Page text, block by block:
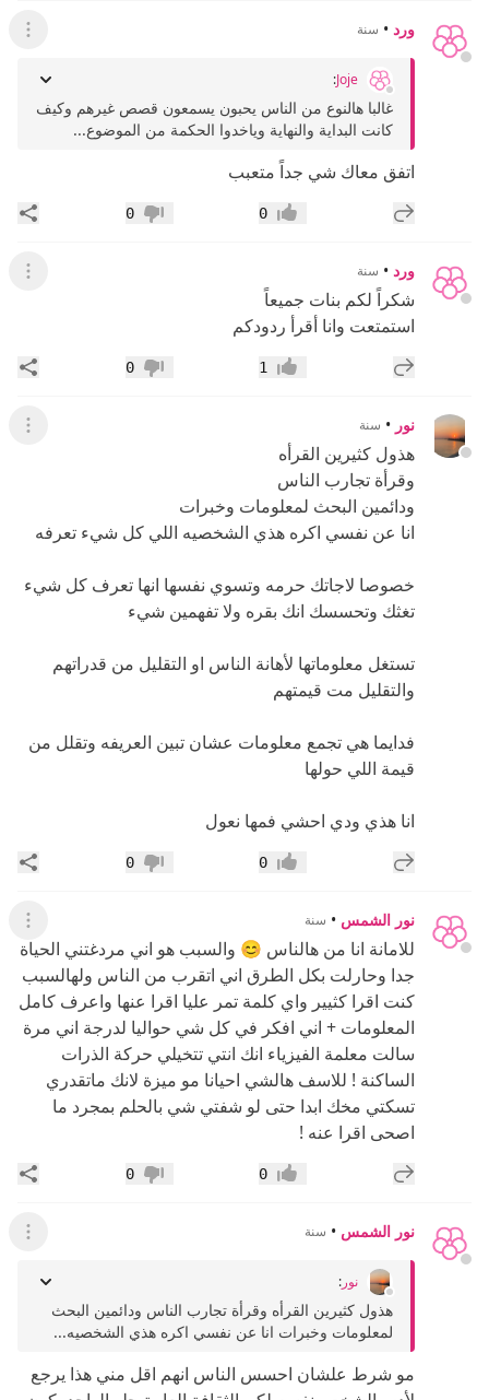
ورد • سنة عرض
Joje
:
غالبا هالنوع من الناس يحبون يسمعون قصص غيرهم وكيف
كانت البداية والنهاية وياخدوا الحكمة من الموضوع...
اتفق معاك شي جداً متعبب
إضافة رد جديد إعجاب0 عدم إعجاب
0
ورد • سنة عرض
شكراً لكم بنات جميعاً
استمتعت وانا أقرأ ردودكم
إضافة رد جديد إعجاب1 عدم إعجاب
0
نور • سنة عرض
هذول كثيرين القرأه
وقرأة تجارب الناس
ودائمين البحث لمعلومات وخبرات
انا عن نفسي اكره هذي الشخصيه اللي كل شيء تعرفه
خصوصا لاجاتك حرمه وتسوي نفسها انها تعرف كل شيء
تغثك وتحسسك انك بقره ولا تفهمين شيء
تستغل معلوماتها لأهانة الناس او التقليل من قدراتهم
والتقليل مت قيمتهم
فدايما هي تجمع معلومات عشان تبين العريفه وتقلل من
قيمة اللي حولها
انا هذي ودي احشي فمها نعول
إضافة رد جديد إعجاب0 عدم إعجاب
0
نور الشمس • سنة عرض
للامانة انا من هالناس 😊 والسبب هو اني مردغتني الحياة
جدا وحارلت بكل الطرق اني اتقرب من الناس ولهالسبب
كنت اقرا كثيير واي كلمة تمر عليا اقرا عنها واعرف كامل
المعلومات + اني افكر في كل شي حواليا لدرجة اني مرة
سالت معلمة الفيزياء انك انتي تتخيلي حركة الذرات
الساكنة ! للاسف هالشي احيانا مو ميزة لانك ماتقدري
تسكتي مخك ابدا حتى لو شفتي شي بالحلم بمجرد ما
اصحى اقرا عنه !
إضافة رد جديد إعجاب0 عدم إعجاب
0
نور الشمس • سنة عرض
نور:
هذول كثيرين القرأه وقرأة تجارب الناس ودائمين البحث
لمعلومات وخبرات انا عن نفسي اكره هذي الشخصيه...
مو شرط علشان احسس الناس انهم اقل مني هذا يرجع